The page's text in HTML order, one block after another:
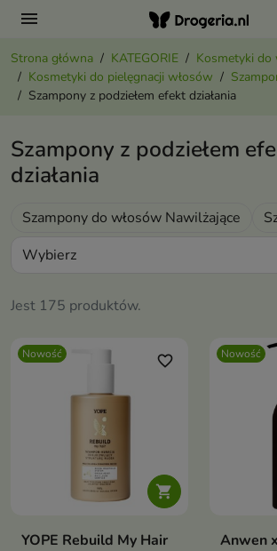
menu
Strona główna KATEGORIE
Kosmetyki do
Kosmetyki do pielęgnacji włosów
Szampony z podziełem efekt działania
Szampony z podziełem
działania
Szampony do włosów Nawilżające
Jest 175 produktów.
Wybierz
Nowość

favorite_border
YOPE Rebuild My Hair
Nowość
Anwen